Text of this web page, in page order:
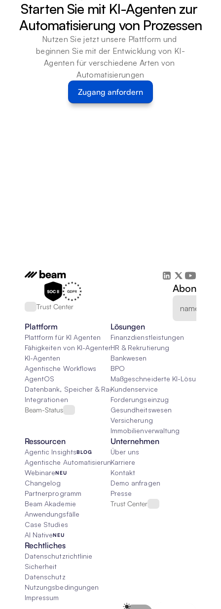
Starten Sie mit KI-Agenten zur
Automatisierung von Prozessen
Nutzen Sie jetzt unsere Plattform und
beginnen Sie mit der Entwicklung von KI-
Agenten für verschiedene Arten von
Automatisierungen
Zugang anfordern
Trust Center
Plattform
Plattform für KI Agenten
Fähigkeiten von KI-Agenten
KI-Agenten
Agentische Workflows
AgentOS
Datenbank, Speicher & Rag
Integrationen
Beam-Status
Lösungen
Finanzdienstleistungen
HR & Rekrutierung
Bankwesen
BPO
Maßgeschneiderte KI-Lösungen
Kundenservice
Forderungseinzug
Gesundheitswesen
Versicherung
Immobilienverwaltung
Ressourcen
Agentic InsightsBLOG
Agentische Automatisierung 101
WebinareNEU
Changelog
Partnerprogramm
Beam Akademie
Anwendungsfälle
Case Studies
AI NativeNEU
Unternehmen
Über uns
Karriere
Kontakt
Demo anfragen
Presse
Trust Center
Rechtliches
Datenschutzrichtlinie
Sicherheit
Datenschutz
Nutzungsbedingungen
Impressum